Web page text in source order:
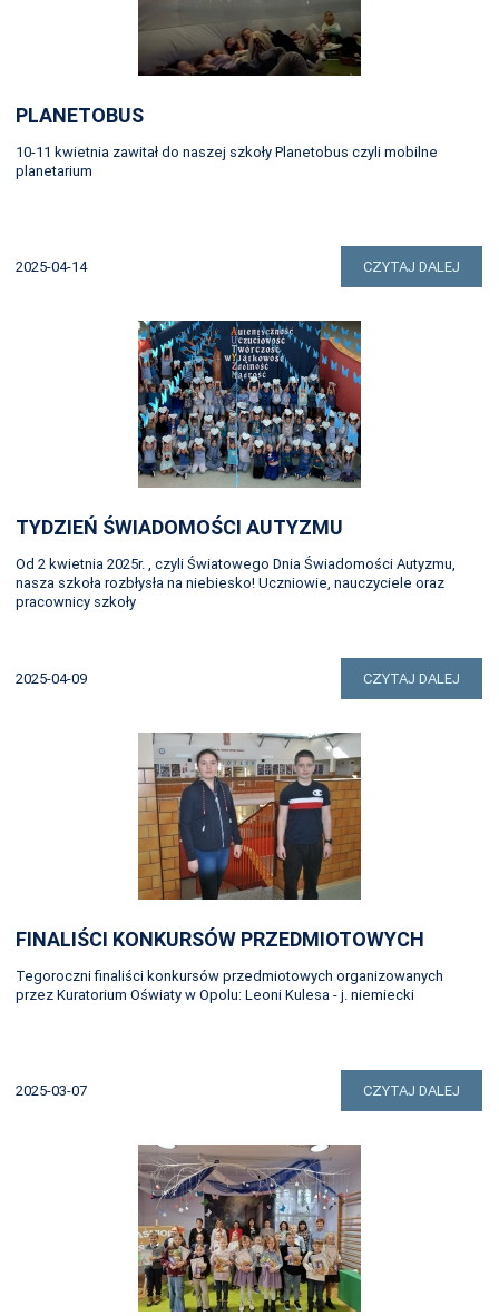
PLANETOBUS
10-11 kwietnia zawitał do naszej szkoły Planetobus czyli mobilne
planetarium
2025-04-14 CZYTAJ DALEJ
TYDZIEŃ ŚWIADOMOŚCI AUTYZMU
Od 2 kwietnia 2025r. , czyli Światowego Dnia Świadomości Autyzmu,
nasza szkoła rozbłysła na niebiesko! Uczniowie, nauczyciele oraz
pracownicy szkoły
2025-04-09 CZYTAJ DALEJ
FINALIŚCI KONKURSÓW PRZEDMIOTOWYCH
Tegoroczni finaliści konkursów przedmiotowych organizowanych
przez Kuratorium Oświaty w Opolu: Leoni Kulesa - j. niemiecki
2025-03-07 CZYTAJ DALEJ